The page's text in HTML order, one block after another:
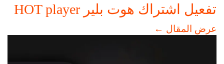
تفعيل اشتراك هوت بلير HOT player
عرض المقال ←